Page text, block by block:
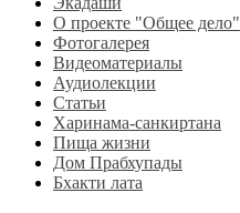
О проекте "Общее дело"
Фотогалерея
Видеоматериалы
Аудиолекции
Статьи
Харинама-санкиртана
Пища жизни
Дом Прабхупады
Бхакти лата